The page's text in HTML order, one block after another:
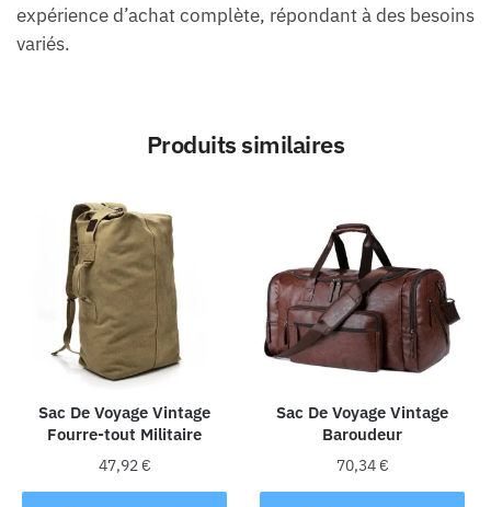
expérience d’achat complète, répondant à des besoins
variés.
Produits similaires
Sac De Voyage Vintage
Fourre-tout Militaire
47,92€
Sac De Voyage Vintage
Baroudeur
70,34€